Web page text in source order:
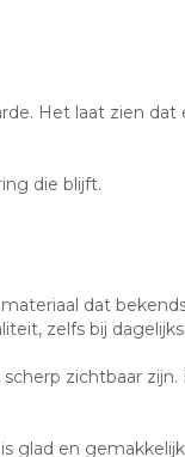
Het laat zien dat
die blijft.
dat
zelfs bij
zichtbaar
glad en